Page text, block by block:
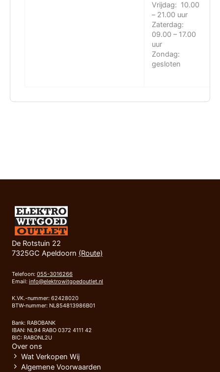
Vrijdag: 10.00
– 21.00 uur
Zaterdag:
09.00 – 17.00
uur
Zondag:
gesloten
De Rotstuin 22
7325GC Apeldoorn (Route)
Telefoon: 055-3016266
Email: info@elektrowitgoedoutlet.nl
K.VK.-nummer: 62428020
BTW-nummer: NL854813986B01
Bank: RABOBANK
IBAN: NL94 RABO 0372 4111 42
BIC: RABONL2U
Over ons
Wat Verkopen Wij
Algemene Voorwaarden